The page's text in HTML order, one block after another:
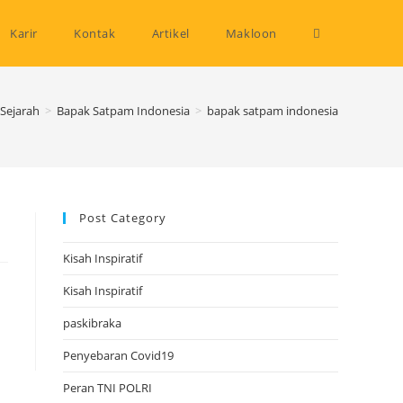
Karir Kontak Artikel Makloon Toggle
Sejarah > Bapak Satpam Indonesia > bapak satpam indonesia
Post Category
Kisah Inspiratif
Kisah Inspiratif
paskibraka
Penyebaran Covid19
Peran TNI POLRI